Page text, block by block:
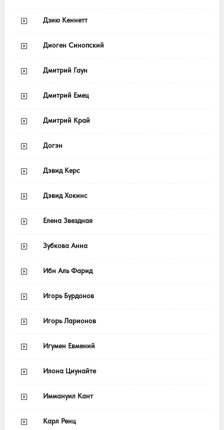
Дзию Кеннетт
Диоген Синопский
Дмитрий Гаун
Дмитрий Емец
Дмитрий Край
Догэн
Дэвид Керс
Дэвид Хокинс
Елена Звездная
Зубкова Анна
Ибн Аль Фарид
Игорь Бурдонов
Игорь Ларионов
Игумен Евмений
Илона Циунайте
Иммануил Кант
Карл Ренц